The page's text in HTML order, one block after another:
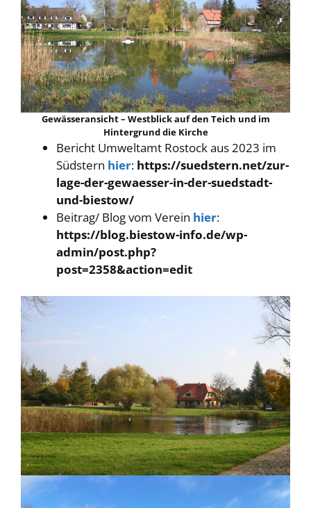
Gewässeransicht – Westblick auf den Teich und im
Hintergrund die Kirche
Bericht Umweltamt Rostock aus 2023 im
Südstern hier: https://suedstern.net/zur-
lage-der-gewaesser-in-der-suedstadt-
und-biestow/
Beitrag/ Blog vom Verein hier:
https://blog.biestow-info.de/wp-
admin/post.php?
post=2358&action=edit